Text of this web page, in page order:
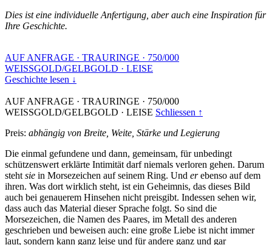
Dies ist eine individuelle Anfertigung, aber auch eine Inspiration für
Ihre Geschichte.
AUF ANFRAGE · TRAURINGE · 750/000
WEISSGOLD/GELBGOLD · LEISE
Geschichte lesen ↓
AUF ANFRAGE · TRAURINGE · 750/000
WEISSGOLD/GELBGOLD · LEISE Schliessen ↑
Preis: abhängig von Breite, Weite, Stärke und Legierung
Die einmal gefundene und dann, gemeinsam, für unbedingt
schützenswert erklärte Intimität darf niemals verloren gehen. Darum
steht sie in Morsezeichen auf seinem Ring. Und erebenso auf dem
ihren. Was dort wirklich steht, ist ein Geheimnis, das dieses Bild
auch bei genauerem Hinsehen nicht preisgibt. Indessen sehen wir,
dass auch das Material dieser Sprache folgt. So sind die
Morsezeichen, die Namen des Paares, im Metall des anderen
geschrieben und beweisen auch: eine große Liebe ist nicht immer
laut, sondern kann ganz leise und für andere ganz und gar